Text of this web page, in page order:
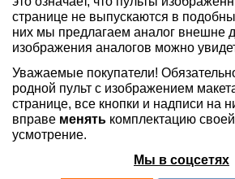
странице не выпускаются в
них мы предлагаем аналог внешне
изображения аналогов можно
Уважаемые покупатели!
родной пульт с изображением
странице, все кнопки и надписи на
вправе менять комплектацию
усмотрение.
Мы в соцсетях